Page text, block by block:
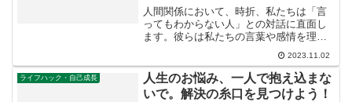
人間関係において、時折、私たちは「言
ってもわからない人」との対話に直面し
ます。彼らは私たちの言葉や感情を理解
しようとしません。時には無視し、感情
的な反応を示すことがあります。このよ
うな状況はストレスを引き起こします。
時には、コミュニケーショ...
2023.11.02
ライフハック・自己成長
人生のお悩み、一人で抱え込まな
いで。解決の糸口を見つけよう！